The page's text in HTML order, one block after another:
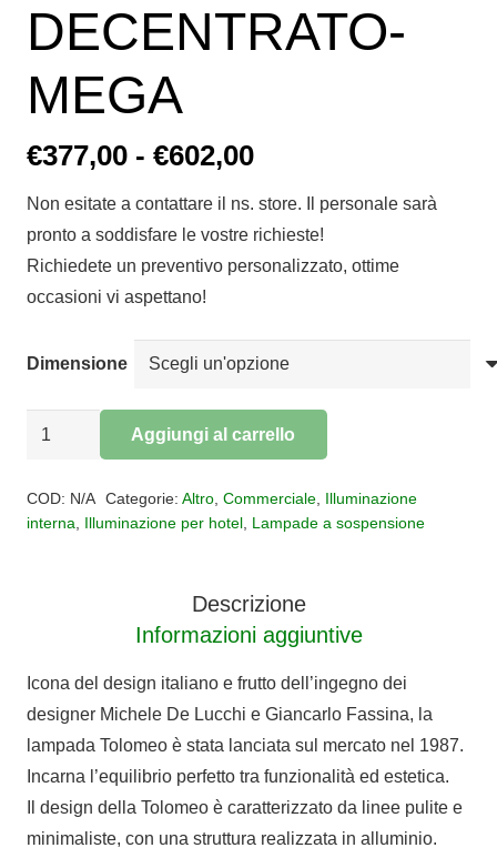
DECENTRATO-
MEGA
€377,00 - €602,00Fascia
prezzo:
da
€377,00
€602,00
Non esitate a contattare il ns. store. Il personale sarà
pronto a soddisfare le vostre richieste!
Richiedete un preventivo personalizzato, ottime
occasioni vi aspettano!
Dimensione
SOSPENSIONE
TOLOMEO
BRACCI-
Aggiungi al carrello
COD: N/A Categorie: Altro, Commerciale, Illuminazione
interna
Illuminazione per hotel Lampade a sospensione
Descrizione
Informazioni aggiuntive
Icona del design italiano e frutto dell’ingegno dei
designer Michele De Lucchi e Giancarlo Fassina, la
lampada Tolomeo è stata lanciata sul mercato nel 1987.
Incarna l’equilibrio perfetto tra funzionalità ed estetica.
Il design della Tolomeo è caratterizzato da linee pulite e
minimaliste, con una struttura realizzata in alluminio.